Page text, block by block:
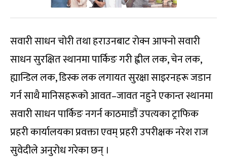
सवारी साधन चोरी तथा हराउनबाट रोक्न आफ्नो सवारी
साधन सुरक्षित स्थानमा पार्किङ गरी ह्वील लक, चेन लक,
ह्यान्डिल लक, डिस्क लक लगायत सुरक्षा साइरनहरू जडान
गर्न साथै मानिसहरूको आवत–जावत नहुने एकान्त स्थानमा
सवारी साधन पार्किङ नगर्न काठमाडौं उपत्यका ट्राफिक
प्रहरी कार्यालयका प्रवक्ता एवम् प्रहरी उपरीक्षक नरेश राज
सुवेदीले अनुरोध गरेका छन् ।